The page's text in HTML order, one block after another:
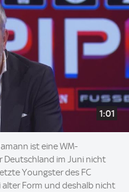
1:01
ist eine WM-
Deutschland im Juni nicht
Youngster des FC
alter Form und deshalb nicht